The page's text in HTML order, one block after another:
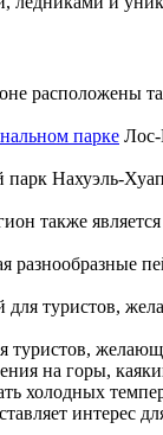
расположены
парке Лос-
Нахуэль-
также
разнообразные
туристов,
на горы,
холодных
интерес